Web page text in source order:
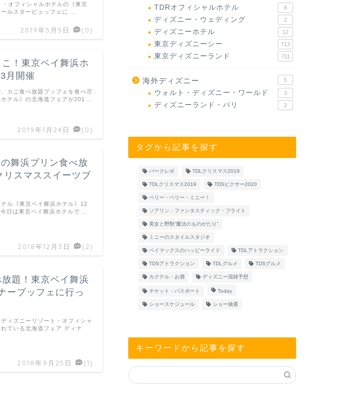
2019年5月5日 (0)
オフィシャルホテルの《東京
ルスタービュッフェに …
！東京ベイ舞浜ホ
月開催
2019年1月24日 (0)
カニ食べ放題ブッフェを食べ尽
テル》の北海道フェアが201 …
舞浜プリン食べ放
スマススイーツブ
2018年12月3日 (2)
ル《東京ベイ舞浜ホテル》12
日は東京ベイ舞浜ホテルで …
題！東京ベイ舞浜
ーブッフェに行っ
2018年9月25日 (1)
ィズニーリゾート・オフィシャ
ている北海道フェア ディナ
TDRオフィシャルホテル 8
ディズニー・ウェディング 2
ディズニーホテル 12
東京ディズニーシー 713
東京ディズニーランド 711
海外ディズニー 5
ウォルト・ディズニー・ワールド 3
ディズニーランド・パリ 2
タグから記事を探す
パークレポ TDLクリスマス2019
TDLクリスマス2019 TDSピクサー2020
ベリー・ベリー・ミニー！
ソアリン：ファンタスティック・フライト
美女と野獣“魔法のものがたり”
ミニーのスタイルスタジオ
ベイマックスのハッピーライド TDLアトラクション
TDSアトラクション TDLグルメ TDSグルメ
カクテル・お酒 ディズニー混雑予想
チケット・パスポート Today
ショースケジュール ショー抽選
キーワードから記事を探す